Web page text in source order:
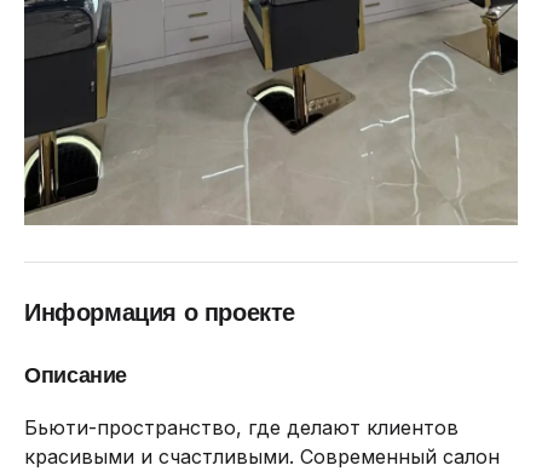
Информация о проекте
Описание
Бьюти-пространство, где делают клиентов
красивыми и счастливыми. Современный салон